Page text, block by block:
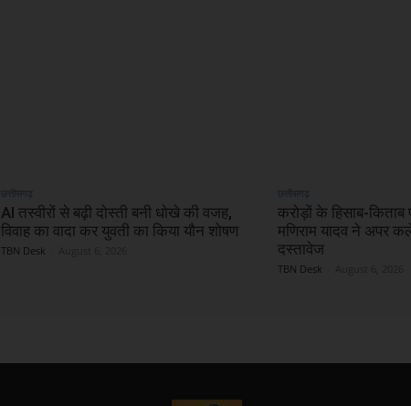
छत्तीसगढ़
AI तस्वीरों से बढ़ी दोस्ती बनी धोखे की वजह,
विवाह का वादा कर युवती का किया यौन शोषण
TBN Desk
छत्तीसगढ़
करोड़ों के हिसाब-
मणिराम यादव ने अपर
दस्तावेज
TBN Desk